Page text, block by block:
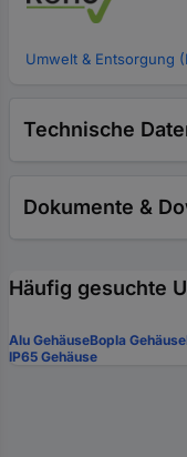
Umwelt & Entsorgung
Technische
Dokumente &
Häufig gesuchte
Alu GehäuseBopla Gehäuse
IP65 Gehäuse